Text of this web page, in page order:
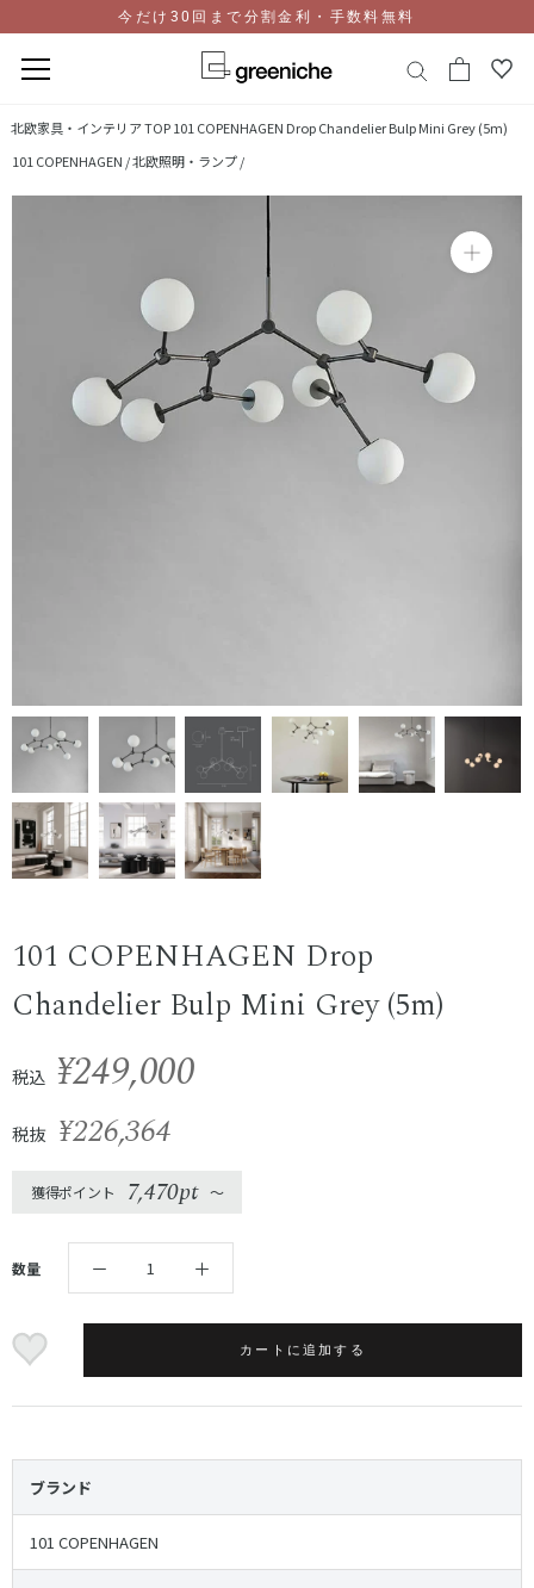
テ
ン
今だけ30回まで分割金利・手数料無料
北欧家具・インテリア TOP101 COPENHAGEN Drop Chandelier Bulp Mini Grey (5m)
101 COPENHAGEN /北欧照明・ランプ /
101 COPENHAGEN Drop
Chandelier Bulp Mini Grey (5m)
税込 ¥249,000
税抜 ¥226,364
獲得ポイント 7,470pt 〜
数量
カートに追加する
ブランド
101 COPENHAGEN